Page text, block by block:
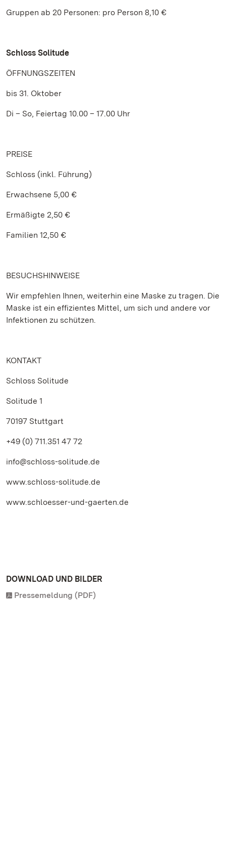
Gruppen ab 20 Personen: pro Person 8,10 €
Schloss Solitude
ÖFFNUNGSZEITEN
bis 31. Oktober
Di – So, Feiertag 10.00 – 17.00 Uhr
PREISE
Schloss (inkl. Führung)
Erwachsene 5,00 €
Ermäßigte 2,50 €
Familien 12,50 €
BESUCHSHINWEISE
Wir empfehlen Ihnen, weiterhin eine Maske zu tragen. Die
Maske ist ein effizientes Mittel, um sich und andere vor
Infektionen zu schützen.
KONTAKT
Schloss Solitude
Solitude 1
70197 Stuttgart
+49 (0) 711.351 47 72
info@schloss-solitude.de
www.schloss-solitude.de
www.schloesser-und-gaerten.de
DOWNLOAD UND BILDER
Pressemeldung (PDF)